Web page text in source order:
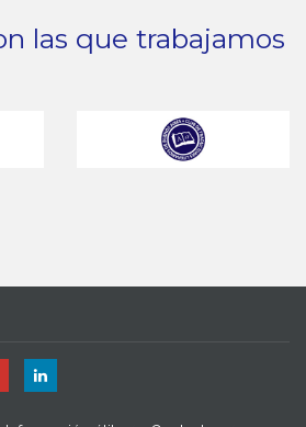
las que trabajamos